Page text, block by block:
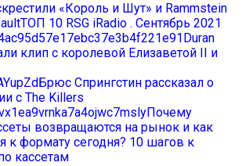
«Король и Шут» и Rammstein
ТОП 10 RSG iRadio . Сентябрь 2021
Duran
клип с королевой Елизаветой II и
Брюс Спрингстин рассказал о
с The Killers
Почему
возвращаются на рынок и как
к формату сегодня? 10 шагов к
кассетам